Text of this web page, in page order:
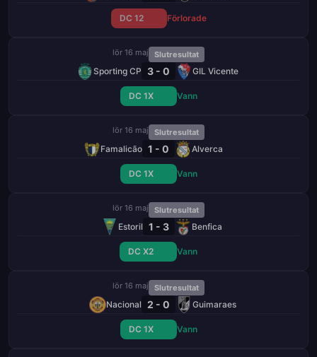
DC 12 Förlorade
lör 16 maj Slutresultat
Sporting CP 3 - 0 GIL Vicente
DC 1X Vann
lör 16 maj Slutresultat
Famalicão 1 - 0 Alverca
DC 1X Vann
lör 16 maj Slutresultat
Estoril 1 - 3 Benfica
DC X2 Vann
lör 16 maj Slutresultat
Nacional 2 - 0 Guimaraes
DC 1X Vann